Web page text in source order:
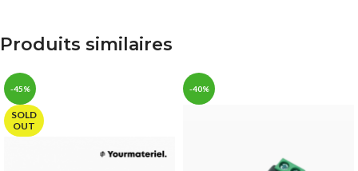
Produits similaires
-45%
SOLD
OUT
-40%